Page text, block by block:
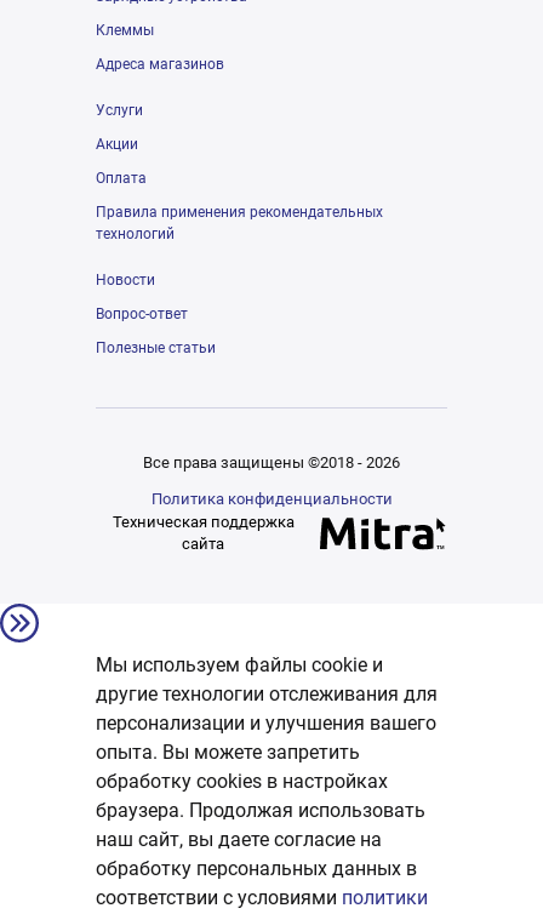
Клеммы
Адреса магазинов
Услуги
Акции
Оплата
Правила применения рекомендательных
технологий
Новости
Вопрос-ответ
Полезные статьи
Все права защищены ©2018 - 2026
Политика конфиденциальности
Техническая поддержка
сайта
Мы используем файлы cookie и
другие технологии отслеживания для
персонализации и улучшения вашего
опыта. Вы можете запретить
обработку сookies в настройках
браузера. Продолжая использовать
наш сайт, вы даете согласие на
обработку персональных данных в
соответствии с условиями политики